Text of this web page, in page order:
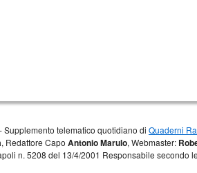
- Supplemento telematico quotidiano di Quaderni
, Redattore Capo Antonio Marulo, Webmaster:
n. 5208 del 13/4/2001 Responsabile secondo